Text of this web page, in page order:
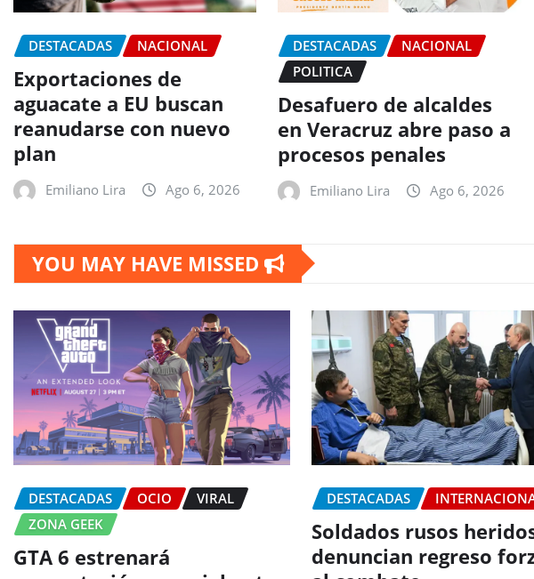
DESTACADAS NACIONAL
Exportaciones de
aguacate a EU buscan
reanudarse con nuevo
plan
Emiliano Lira Ago 6, 2026
DESTACADAS
NACIONAL
POLITICA
Desafuero de alcaldes
en Veracruz abre paso a
procesos penales
Emiliano Lira Ago 6, 2026
YOU MAY HAVE MISSED
DESTACADAS OCIO
VIRAL
ZONA GEEK
GTA 6 estrenará
DESTACADAS
Soldados rusos
denuncian regreso